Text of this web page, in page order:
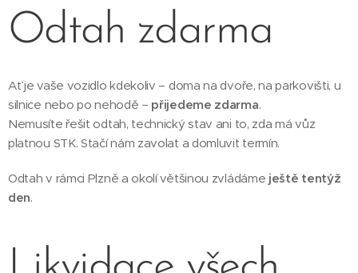
Odtah zdarma
Ať je vaše vozidlo kdekoliv – doma na dvoře, na parkovišti, u
silnice nebo po nehodě – přijedeme zdarma.
Nemusíte řešit odtah, technický stav ani to, zda má vůz
platnou STK. Stačí nám zavolat a domluvit termín.
Odtah v rámci Plzně a okolí většinou zvládáme ještě tentýž
den.